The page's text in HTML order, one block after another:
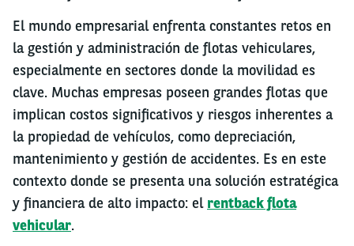
El mundo empresarial enfrenta constantes retos en
la gestión y administración de flotas vehiculares,
especialmente en sectores donde la movilidad es
clave. Muchas empresas poseen grandes flotas que
implican costos significativos y riesgos inherentes a
la propiedad de vehículos, como depreciación,
mantenimiento y gestión de accidentes. Es en este
contexto donde se presenta una solución estratégica
y financiera de alto impacto: el rentback flota
vehicular.